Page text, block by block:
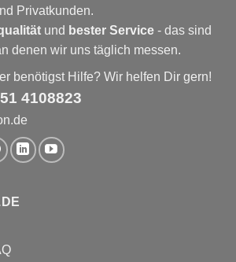
Privatkunden.
und bester Service - das sind
denen wir uns täglich messen.
benötigst Hilfe? Wir helfen Dir gern!
4108823